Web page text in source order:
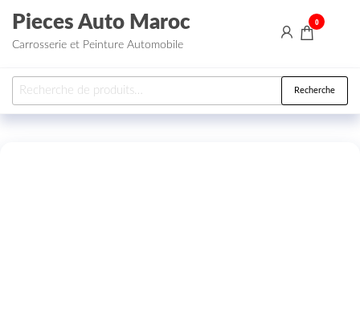
Aller au contenu
Pieces Auto Maroc
Carrosserie et Peinture Automobile
0
Recherche pour : Recherche